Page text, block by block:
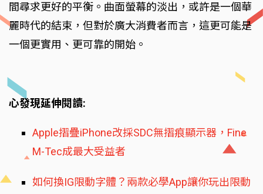
間尋求更好的平衡。曲面螢幕的淡出，或許是一個華
麗時代的結束，但對於廣大消費者而言，這更可能是
一個更實用、更可靠的開始。
心發現延伸閱讀:
Apple摺疊iPhone改採SDC無摺痕顯示器，Fine
M-Tec成最大受益者
如何換IG限動字體？兩款必學App讓你玩出限動